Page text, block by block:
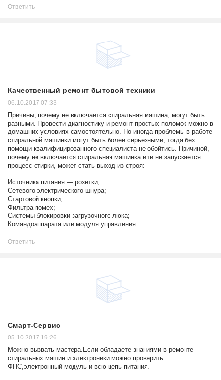
Ответить
Качественный ремонт бытовой техники
06.10.2017 07:33
Причины, почему не включается стиральная машина, могут быть
разными. Провести диагностику и ремонт простых поломок можно в
домашних условиях самостоятельно. Но иногда проблемы в работе
стиральной машинки могут быть более серьезными, тогда без
помощи квалифицированного специалиста не обойтись. Причиной,
почему не включается стиральная машинка или не запускается
процесс стирки, может стать выход из строя:
Источника питания — розетки;
Сетевого электрического шнура;
Стартовой кнопки;
Фильтра помех;
Системы блокировки загрузочного люка;
Командоаппарата или модуля управления.
Ответить
Смарт-Сервис
05.10.2017 19:26
Можно вызвать мастера.Если обладаете знаниями в ремонте
стиральных машин и электроники можно проверить
ФПС,электронный модуль и всю цепь питания.